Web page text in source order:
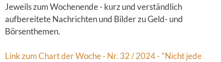
Jeweils zum Wochenende - kurz und verständlich
aufbereitete Nachrichten und Bilder zu Geld- und
Börsenthemen.
Link zum Chart der Woche - Nr. 32 / 2024 - "Nicht jede